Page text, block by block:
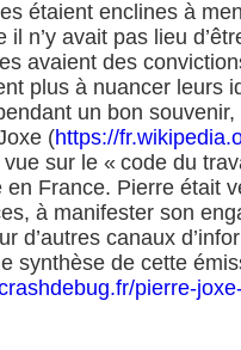
étaient enclines à
il n’y avait pas lieu
avaient des
plus à nuancer leurs
un bon
(https://
sur le « code du
en France. Pierre était
à manifester son
d’autres canaux
synthèse de cette
pierre-